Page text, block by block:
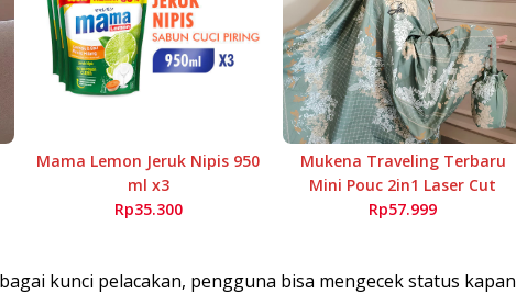
Mama Lemon Jeruk Nipis 950
ml x3
Rp35.300
Mukena Traveling Terbaru
Mini Pouc 2in1 Laser Cut
Rp57.999
kunci pelacakan, pengguna bisa mengecek status kapan